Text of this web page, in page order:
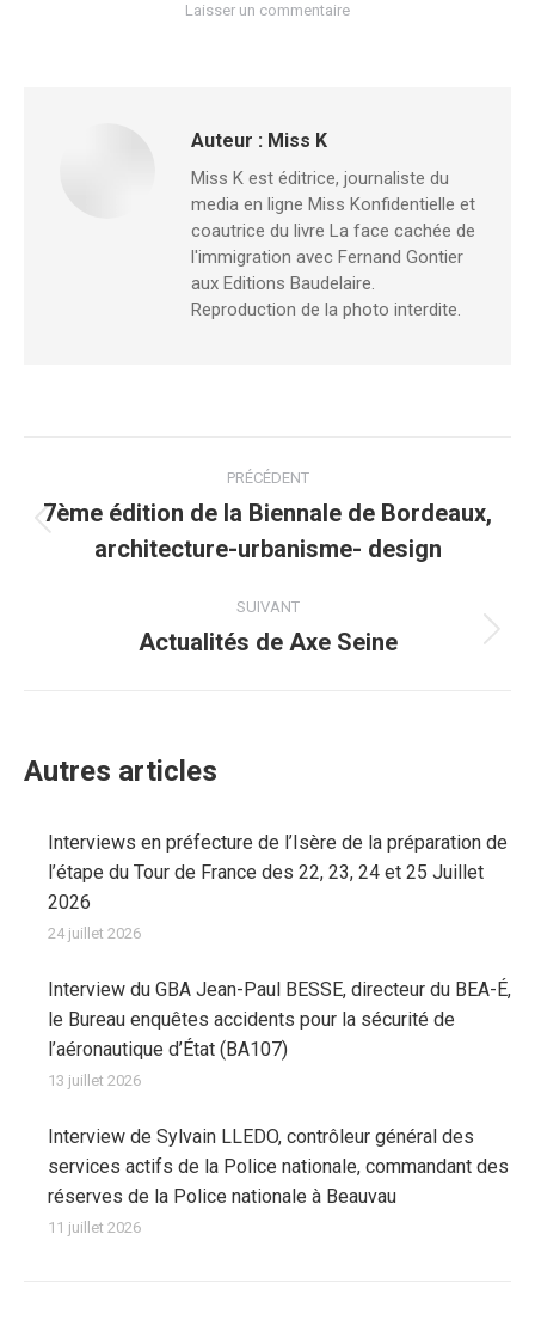
Laisser un commentaire
Auteur : Miss K
Miss K est éditrice, journaliste du
media en ligne Miss Konfidentielle et
coautrice du livre La face cachée de
l'immigration avec Fernand Gontier
aux Editions Baudelaire.
Reproduction de la photo interdite.
article
PRÉCÉDENT
précédent
7ème édition de la Biennale de Bordeaux,
architecture-urbanisme- design
SUIVANT
Article
Actualités de Axe Seine
Autres articles
Interviews en préfecture de l’Isère de la préparation de
l’étape du Tour de France des 22, 23, 24 et 25 Juillet
2026
24 juillet 2026
Interview du GBA Jean-Paul BESSE, directeur du BEA-É,
le Bureau enquêtes accidents pour la sécurité de
l’aéronautique d’État (BA107)
13 juillet 2026
Interview de Sylvain LLEDO, contrôleur général des
services actifs de la Police nationale, commandant des
réserves de la Police nationale à Beauvau
11 juillet 2026